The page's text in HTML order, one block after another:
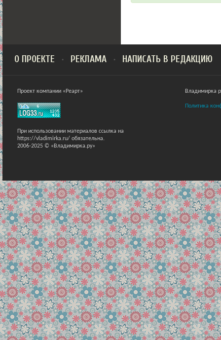
О ПРОЕКТЕ РЕКЛАМА НАПИСАТЬ В РЕДАКЦИЮ
Проект компании «Реарт»
При использовании материалов ссылка на
https://vladimirka.ru/ обязательна.
2006-2025 © «Владимирка.ру»
Владимирка
Политика